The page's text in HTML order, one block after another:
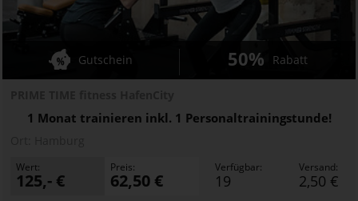
1 Monat trainieren inkl. 1 Personaltrainingstunde!
Gutschein 50% Rabatt
Wert:
125,- €
Preis:
62,50 €
Verfügbar:
19
Versand:
2,50 €